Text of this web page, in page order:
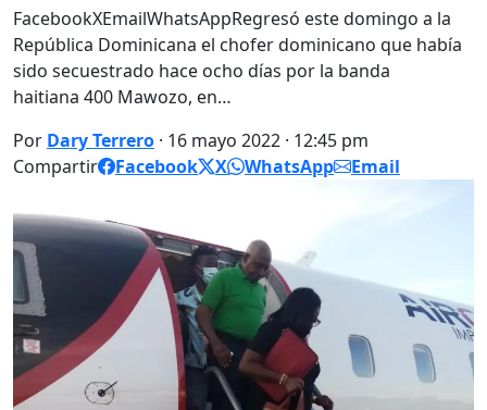
FacebookXEmailWhatsAppRegresó este domingo a la
República Dominicana el chofer dominicano que había
sido secuestrado hace ocho días por la banda
haitiana 400 Mawozo, en…
Por Dary Terrero · 16 mayo 2022 · 12:45 pm
Compartir
Facebook X WhatsApp Email